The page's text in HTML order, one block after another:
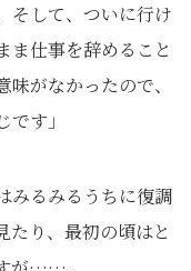
そして、ついに行け
ま仕事を辞めること
がなかったので、
す」
みるみるうちに復調
たり、最初の頃はと